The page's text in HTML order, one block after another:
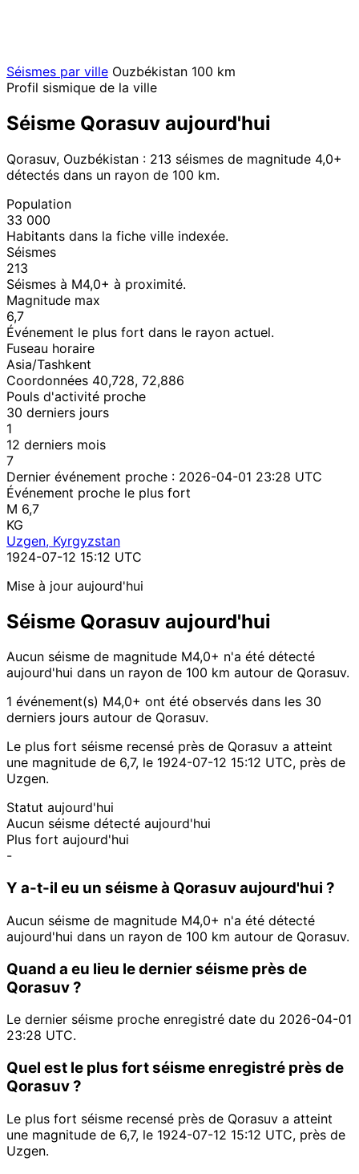
Séismes par ville Ouzbékistan 100 km
Profil sismique de la ville
Séisme Qorasuv aujourd'hui
Qorasuv, Ouzbékistan : 213 séismes de magnitude 4,0+
détectés dans un rayon de 100 km.
Population
33 000
Habitants dans la fiche ville indexée.
Séismes
213
Séismes à M4,0+ à proximité.
Magnitude max
6,7
Événement le plus fort dans le rayon actuel.
Fuseau horaire
Asia/Tashkent
Coordonnées 40,728, 72,886
Pouls d'activité proche
30 derniers jours
1
12 derniers mois
7
Dernier événement proche : 2026-04-01 23:28 UTC
Événement proche le plus fort
M 6,7
KG
Uzgen, Kyrgyzstan
1924-07-12 15:12 UTC
Mise à jour aujourd'hui
Séisme Qorasuv aujourd'hui
Aucun séisme de magnitude M4,0+ n'a été détecté
aujourd'hui dans un rayon de 100 km autour de Qorasuv.
1 événement(s) M4,0+ ont été observés dans les 30
derniers jours autour de Qorasuv.
Le plus fort séisme recensé près de Qorasuv a atteint
une magnitude de 6,7, le 1924-07-12 15:12 UTC, près de
Uzgen.
Statut aujourd'hui
Aucun séisme détecté aujourd'hui
Plus fort aujourd'hui
-
Y a-t-il eu un séisme à Qorasuv aujourd'hui ?
Aucun séisme de magnitude M4,0+ n'a été détecté
aujourd'hui dans un rayon de 100 km autour de Qorasuv.
Quand a eu lieu le dernier séisme près de
Qorasuv ?
Le dernier séisme proche enregistré date du 2026-04-01
23:28 UTC.
Quel est le plus fort séisme enregistré près de
Qorasuv ?
Le plus fort séisme recensé près de Qorasuv a atteint
une magnitude de 6,7, le 1924-07-12 15:12 UTC, près de
Uzgen.